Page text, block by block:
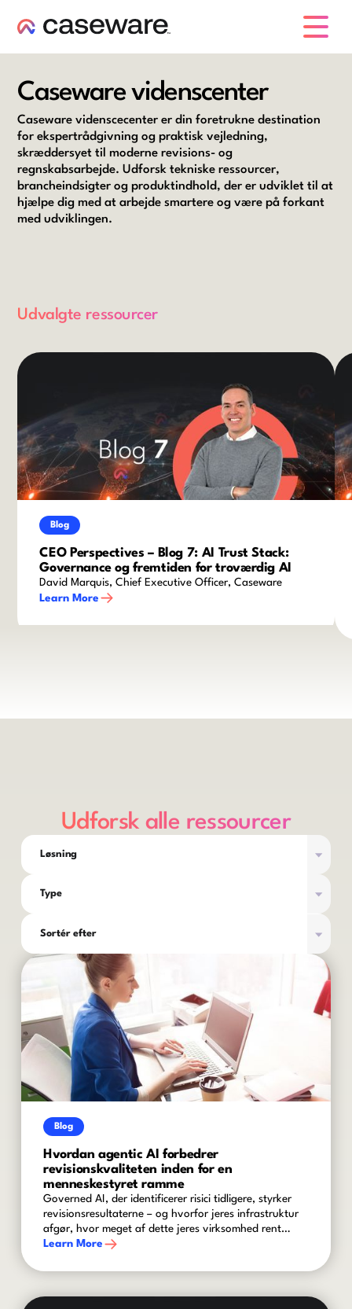
Caseware videnscenter
Caseware videnscecenter er din foretrukne destination
for ekspertrådgivning og praktisk vejledning,
skræddersyet til moderne revisions- og
regnskabsarbejde. Udforsk tekniske ressourcer,
brancheindsigter og produktindhold, der er udviklet til at
hjælpe dig med at arbejde smartere og være på forkant
med udviklingen.
Udvalgte ressourcer
Blog
CEO Perspectives – Blog 7: AI Trust Stack:
Governance og fremtiden for troværdig AI
David Marquis, Chief Executive Officer, Caseware
Learn More
Udforsk alle ressourcer
Løsning
Type
Sortér efter
Blog
Hvordan agentic AI forbedrer
revisionskvaliteten inden for en
menneskestyret ramme
Governed AI, der identificerer risici tidligere, styrker
revisionsresultaterne – og hvorfor jeres infrastruktur
afgør, hvor meget af dette jeres virksomhed rent
faktisk kan udnytte.
Learn More